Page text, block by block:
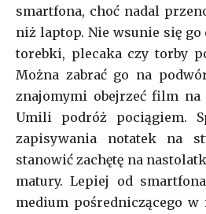
smartfona, choć nadal
niż laptop. Nie wsunie się go
torebki, plecaka czy torby
Można zabrać go na
znajomymi obejrzeć film na
Umili podróż pociągiem.
zapisywania notatek na
stanowić zachętę na
matury. Lepiej od
medium pośredniczącego